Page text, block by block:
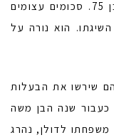
במעשה הפעילים במרד, למרות גילו – בן 75. סכומים עצומים
הוא נורה על
שירשו את הבעלות
כעבור שנה הבן משה
לדולן, נהרג